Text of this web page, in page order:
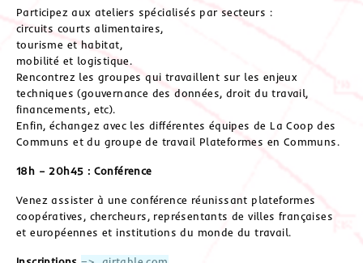
Participez aux ateliers spécialisés par secteurs :
circuits courts alimentaires,
tourisme et habitat,
mobilité et logistique.
Rencontrez les groupes qui travaillent sur les enjeux
techniques (gouvernance des données, droit du travail,
financements, etc).
Enfin, échangez avec les différentes équipes de La Coop des
Communs et du groupe de travail Plateformes en Communs.
18h – 20h45 : Conférence
Venez assister à une conférence réunissant plateformes
coopératives, chercheurs, représentants de villes françaises
et européennes et institutions du monde du travail.